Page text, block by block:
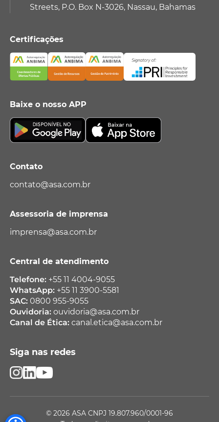
Streets, P.O. Box N-3026, Nassau, Bahamas
Certificações
Baixe o nosso APP
Contato
contato@asa.com.br
Assessoria de imprensa
imprensa@asa.com.br
Central de atendimento
Telefone: +55 11 4004-9055
WhatsApp: +55 11 3900-5581
SAC: 0800 955-9055
Ouvidoria: ouvidoria@asa.com.br
Canal de Ética: canal.etica@asa.com.br
Siga nas redes
© 2026 ASA CNPJ 19.807.960/0001-96